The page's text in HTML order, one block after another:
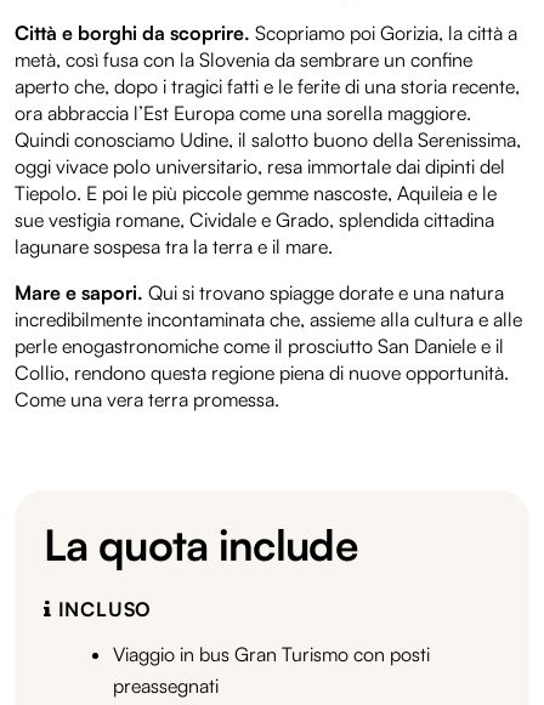
Città e borghi da scoprire. Scopriamo poi Gorizia, la città a
metà, così fusa con la Slovenia da sembrare un confine
aperto che, dopo i tragici fatti e le ferite di una storia recente,
ora abbraccia l’Est Europa come una sorella maggiore.
Quindi conosciamo Udine, il salotto buono della Serenissima,
oggi vivace polo universitario, resa immortale dai dipinti del
Tiepolo. E poi le più piccole gemme nascoste, Aquileia e le
sue vestigia romane, Cividale e Grado, splendida cittadina
lagunare sospesa tra la terra e il mare.
Mare e sapori. Qui si trovano spiagge dorate e una natura
incredibilmente incontaminata che, assieme alla cultura e alle
perle enogastronomiche come il prosciutto San Daniele e il
Collio, rendono questa regione piena di nuove opportunità.
Come una vera terra promessa.
La quota include
INCLUSO
Viaggio in bus Gran Turismo con posti
preassegnati